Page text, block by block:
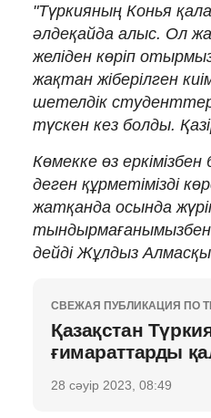
"Түркияның Конья
әлдеқайда алыс. Ол
желіден көріп
жақтан жіберілген
шетелдік
түскен кез болды.
Көмекке өз
деген құрметімізді
жатқанда осында
дейді Жұлдыз
СВЕЖАЯ ПУБЛИКАЦИЯ ПО
Қазақстан
ғимараттарды
28 сәуір 2023, 08:49